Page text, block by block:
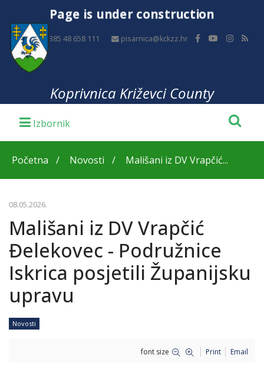
Page is under construction
+385 48 658 111 pisarnica@kckzz.hr
Koprivnica Križevci County
Početna Novosti Mališani iz DV Vrapčić...
08.05.2026.
Mališani iz DV Vrapčić
Đelekovec - Podružnice
Iskrica posjetili Županijsku
upravu
Novosti
font size Print Email